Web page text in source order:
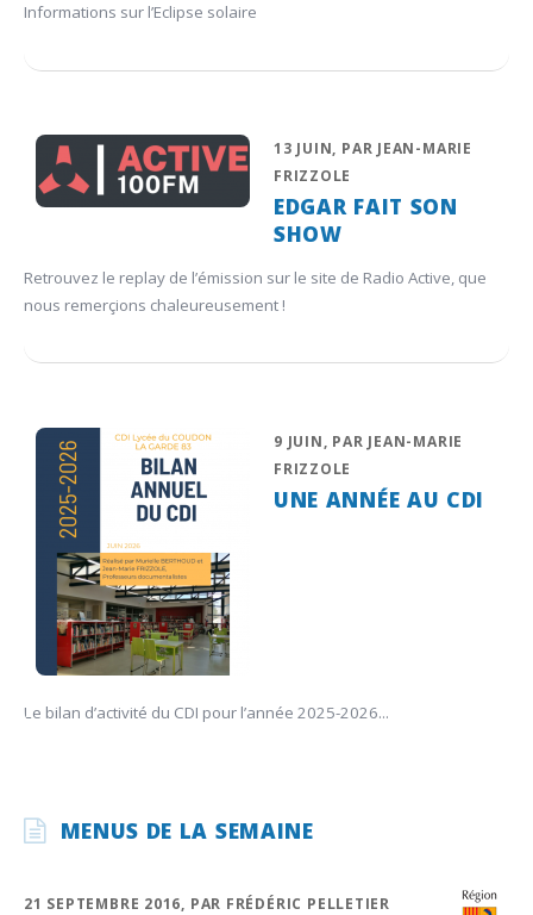
Informations sur l’Eclipse solaire
13 JUIN, PAR JEAN-MARIE
FRIZZOLE
EDGAR FAIT SON
SHOW
Retrouvez le replay de l’émission sur le site de Radio Active, que
nous remerçions chaleureusement !
9 JUIN, PAR JEAN-MARIE
FRIZZOLE
UNE ANNÉE AU CDI
Le bilan d’activité du CDI pour l’année 2025-2026...
MENUS DE LA SEMAINE
21 SEPTEMBRE 2016, PAR FRÉDÉRIC PELLETIER